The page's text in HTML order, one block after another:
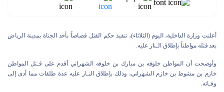
أعلنت وزارة الداخلية، اليوم (الثلاثاء)، تنفيذ حكم القتل قصاصاً بأحد الجناة بمدينة الرياض
بعد قتله مواطناً بإطلاق الـنار عليه.
وأوضحت أن المواطن خلوفه بن مبارك بن خلوفه الشهراني أقدم على قـتل المواطن
خازم بن مشوط بن خازم الشهراني، وذلك بإطلاق النـار عليه عدة طلقات مما أدى إلى
وفـاته.